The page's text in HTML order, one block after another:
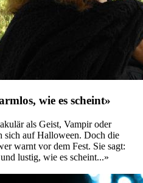
wie es scheint»
als Geist, Vampir oder
sich auf Halloween. Doch die
warnt vor dem Fest. Sie sagt:
lustig, wie es scheint...»